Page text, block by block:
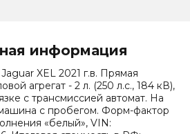
информация
XEL 2021 г.в. Прямая
агрегат - 2 л. (250 л.с., 184 кВ),
с трансмиссией автомат. На
с пробегом. Форм-фактор
«белый», VIN: